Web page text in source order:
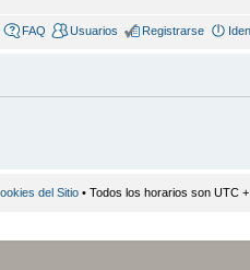
FAQ Usuarios Registrarse
del Sitio • Todos los horarios son UTC